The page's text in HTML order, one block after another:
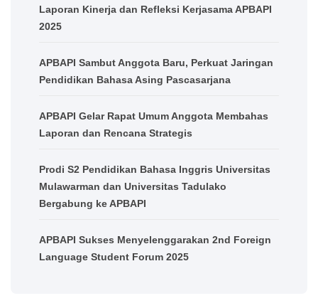
Laporan Kinerja dan Refleksi Kerjasama APBAPI
2025
APBAPI Sambut Anggota Baru, Perkuat Jaringan
Pendidikan Bahasa Asing Pascasarjana
APBAPI Gelar Rapat Umum Anggota Membahas
Laporan dan Rencana Strategis
Prodi S2 Pendidikan Bahasa Inggris Universitas
Mulawarman dan Universitas Tadulako
Bergabung ke APBAPI
APBAPI Sukses Menyelenggarakan 2nd Foreign
Language Student Forum 2025